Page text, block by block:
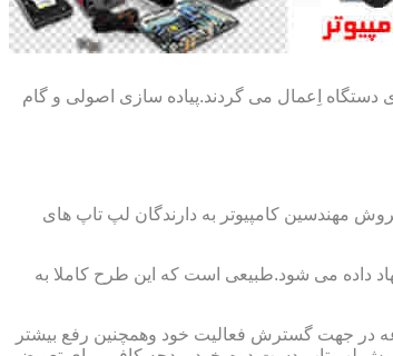
دستگاه اِعمال می گردند.پیاده سازی اصولی و گام
مهندسین کامپیوتر به دارندگان لپ تاپ های
داده می شود.طبیعی است که این طرح کاملا به
در جهت گسترش فعالیت خود وهمچنین رفع بیشتر